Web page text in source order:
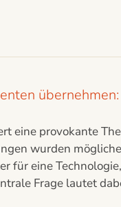
eine provokante
wurden
für eine
Frage lautet